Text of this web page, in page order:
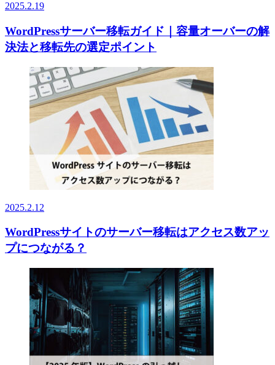
2025.2.19
WordPressサーバー移転ガイド｜容量オーバーの解
決法と移転先の選定ポイント
2025.2.12
WordPressサイトのサーバー移転はアクセス数アッ
プにつながる？